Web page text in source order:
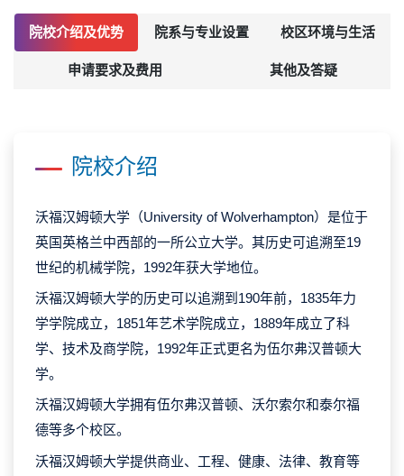
院校介绍及优势 院系与专业设置 校区环境与生活
申请要求及费用 其他及答疑
院校介绍
沃福汉姆顿大学（University of Wolverhampton）是位于
英国英格兰中西部的一所公立大学。其历史可追溯至19
世纪的机械学院，1992年获大学地位。
沃福汉姆顿大学的历史可以追溯到190年前，1835年力
学学院成立，1851年艺术学院成立，1889年成立了科
学、技术及商学院，1992年正式更名为伍尔弗汉普顿大
学。
沃福汉姆顿大学拥有伍尔弗汉普顿、沃尔索尔和泰尔福
德等多个校区。
沃福汉姆顿大学提供商业、工程、健康、法律、教育等